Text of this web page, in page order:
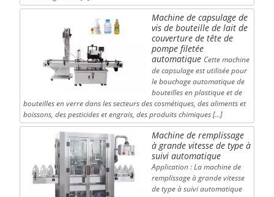
Machine de capsulage de
vis de bouteille de lait de
couverture de tête de
pompe filetée
automatique Cette machine
de capsulage est utilisée pour
le bouchage automatique de
bouteilles en plastique et de
bouteilles en verre dans les secteurs des cosmétiques, des aliments et
boissons, des pesticides et engrais, des produits chimiques […]
Machine de remplissage
à grande vitesse de type à
suivi automatique
Application : La machine de
remplissage à grande vitesse
de type à suivi automatique